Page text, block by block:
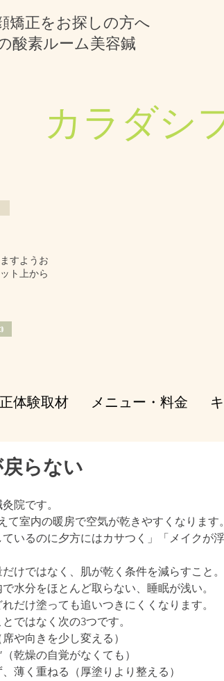
矯正をお探しの方へ
酸素ルーム美容鍼
カラダシ
すようお
ト上から
体験取材 メニュー・料金
らない
院です。
て室内の暖房で空気が乾きやすくなります。
いるのに夕方にはカサつく」「メイクが
けではなく、肌が乾く条件を減らすこと。
水分をほとんど取らない、睡眠が浅い。
だけ塗っても追いつきにくくなります。
ではなく次の3つです。
や向きを少し変える）
乾燥の自覚がなくても）
薄く重ねる（厚塗りより整える）